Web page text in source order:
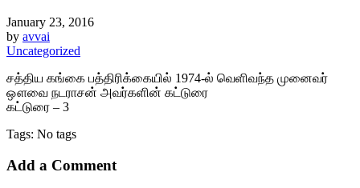
January 23, 2016
by avvai
Uncategorized
சத்திய கங்கை பத்திரிக்கையில் 1974-ல் வெளிவந்த முனைவர்
ஔவை நடராசன் அவர்களின் கட்டுரை
கட்டுரை – 3
Tags: No tags
Add a Comment